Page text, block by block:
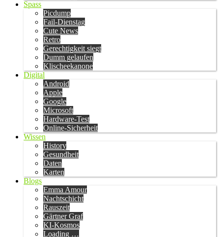
Spass
Picdump
Fail-Dienstag
Cute News
Retro
Gerechtigkeit siegt
Dumm gelaufen
Klischeekanone
Digital
Android
Apple
Google
Microsoft
Hardware-Test
Online-Sicherheit
Wissen
History
Gesundheit
Daten
Karten
Blogs
Emma Amour
Nachtschicht
Rauszeit
Gärtner Graf
KI-Kosmos
Loading …